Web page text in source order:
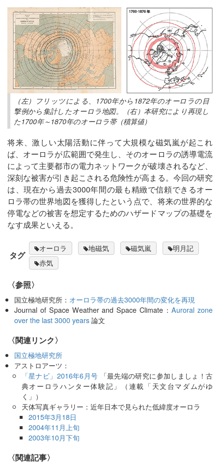
（左）フリッツによる、1700年から1872年のオーロラの目
撃例から集計したオーロラ地図。（右）本研究により再現し
た1700年～1870年のオーロラ帯（積算値）
将来、激しい太陽活動に伴って大規模な磁気嵐が起これ
ば、オーロラが広範囲で発生し、そのオーロラの誘導電流
によって主要都市の電力ネットワークが破壊されるなど、
深刻な被害が引き起こされる危険性が高まる。今回の研究
は、現在から過去3000年間の最も精緻で信頼できるオー
ロラ帯の世界地図を獲得したという点で、将来の世界的な
停電などの被害を想定するためのハザードマップの基礎を
なす成果といえる。
タグ
オーロラ 地磁気 磁気嵐
明月記
赤気
〈参照〉
国立極地研究所： オーロラ帯の過去3000年間の変化を再現
Journal of Space Weather and Space Climate：Auroral zone
over the last 3000 years論文
〈関連リンク〉
国立極地研究所
アストロアーツ：
「星ナビ」2016年6月号 「最先端の研究に参加しましょ！古
典オーロラハンター体験記」（連載「天文台マダムがゆ
く」）
天体写真ギャラリー：近年日本で見られた低緯度オーロラ
2015年3月18日
2004年11月上旬
2003年10月下旬
関連記事